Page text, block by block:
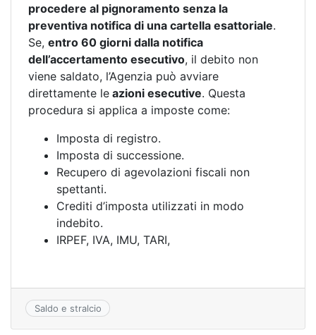
procedere al pignoramento senza la
preventiva notifica di una cartella esattoriale.
Se, entro 60 giorni dalla notifica
dell’accertamento esecutivo, il debito non
viene saldato, l’Agenzia può avviare
direttamente le azioni esecutive. Questa
procedura si applica a imposte come:
Imposta di registro.
Imposta di successione.
Recupero di agevolazioni fiscali non
spettanti.
Crediti d’imposta utilizzati in modo
indebito.
IRPEF, IVA, IMU, TARI,
Saldo e stralcio